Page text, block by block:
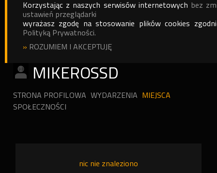
Korzystając z naszych serwisów internetowych bez
ustawień przeglądarki
wyrażasz zgodę na stosowanie plików cookies
Polityką Prywatności.
» ROZUMIEM I AKCEPTUJĘ
MIKEROSSD
STRONA PROFILOWA WYDARZENIA MIEJSCA
SPOŁECZNOŚCI
nic nie znaleziono